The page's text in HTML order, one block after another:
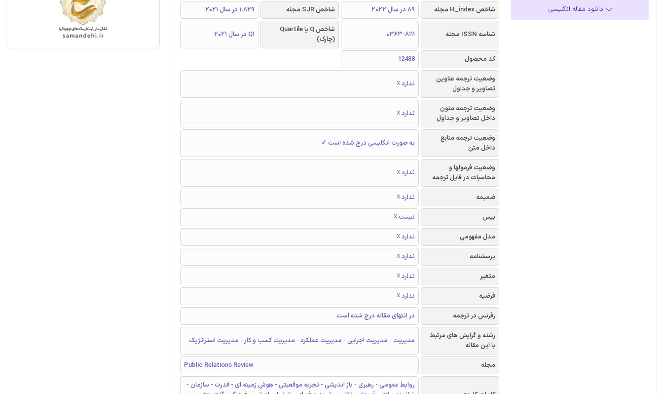
دانلود مقاله انگلیسی
شاخص H_index مجله
89 در سال 2022 شاخص SJR مجله 1.829 در سال 2021
شناسه ISSN مجله 0363-8111
شاخص Q یا Quartile
(چارک)
Q1 در سال 2021
کد محصول
12488
وضعیت ترجمه عناوین
تصاویر و جداول
ندارد ☓
وضعیت ترجمه متون
داخل تصاویر و جداول
ندارد ☓
وضعیت ترجمه منابع
داخل متن
به صورت انگلیسی درج شده است ✓
وضعیت فرمولها و
محاسبات در فایل ترجمه
ندارد ☓
ضمیمه
ندارد ☓
بیس
نیست ☓
مدل مفهومی
ندارد ☓
پرسشنامه
ندارد ☓
متغیر
ندارد ☓
فرضیه
ندارد ☓
رفرنس در ترجمه
در انتهای مقاله درج شده است
رشته و گرایش های مرتبط
با این مقاله
مدیریت - مدیریت اجرایی - مدیریت عملکرد - مدیریت کسب و کار - مدیریت استراتژیک
مجله Public Relations Review
روابط عمومی - رهبری - باز اندیشی - تجربه موقعیتی - هوش زمینه ای - قدرت - سازمان -